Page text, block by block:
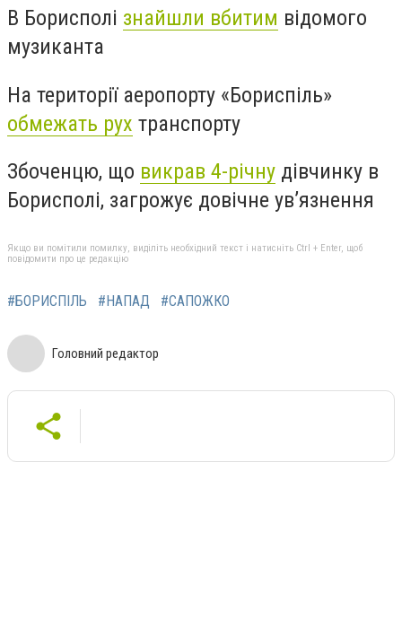
В Борисполі знайшли вбитим відомого
музиканта
На території аеропорту «Бориспіль»
обмежать рух транспорту
Збоченцю, що викрав 4-річну дівчинку в
Борисполі, загрожує довічне ув’язнення
Якщо ви помітили помилку, виділіть необхідний текст і натисніть Ctrl + Enter, щоб
повідомити про це редакцію
#БОРИСПІЛЬ #НАПАД #САПОЖКО
Головний редактор